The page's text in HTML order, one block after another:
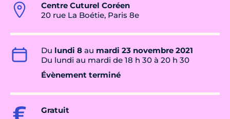
Centre Cuturel Coréen
20 rue La Boétie, Paris 8e
Du lundi 8 au mardi 23 novembre 2021
Du lundi au mardi de 18 h 30 à 20 h 30
Évènement terminé
Gratuit